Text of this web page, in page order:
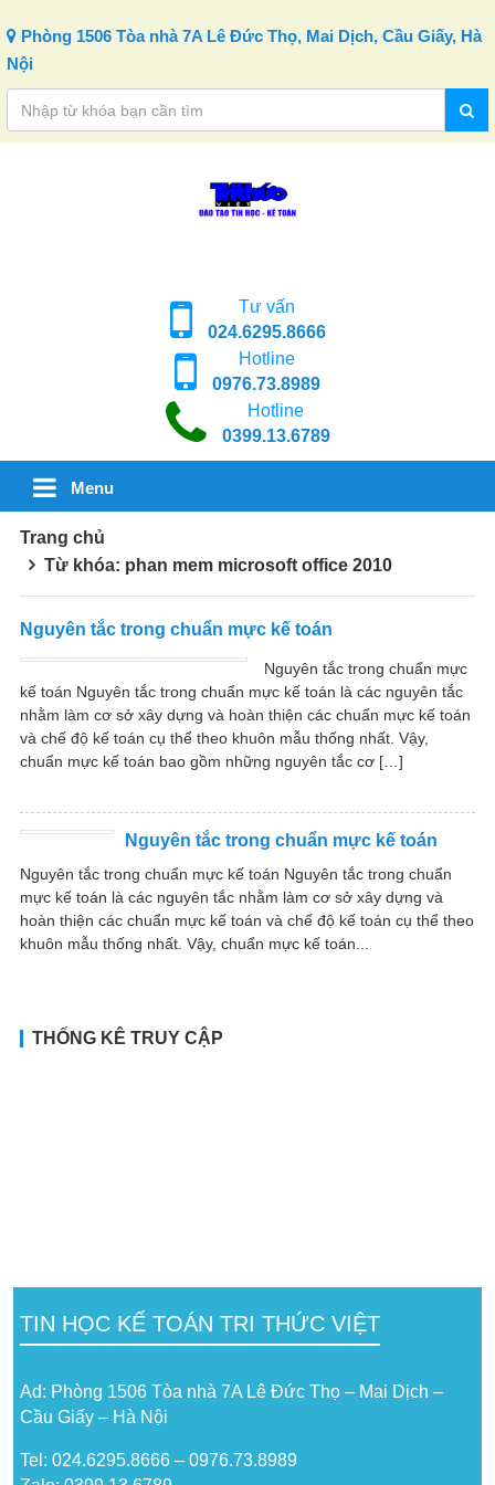
Phòng 1506 Tòa nhà 7A Lê Đức Thọ, Mai Dịch, Cầu Giấy, Hà
Nội
Tư vấn
024.6295.8666
Hotline
0976.73.8989
Hotline
0399.13.6789
Menu
Trang chủ
Từ khóa: phan mem microsoft office 2010
Nguyên tắc trong chuẩn mực kế toán
Nguyên tắc trong chuẩn mực
kế toán Nguyên tắc trong chuẩn mực kế toán là các nguyên tắc
nhằm làm cơ sở xây dựng và hoàn thiện các chuẩn mực kế toán
và chế độ kế toán cụ thể theo khuôn mẫu thống nhất. Vậy,
chuẩn mực kế toán bao gồm những nguyên tắc cơ […]
Nguyên tắc trong chuẩn mực kế toán
Nguyên tắc trong chuẩn mực kế toán Nguyên tắc trong chuẩn
mực kế toán là các nguyên tắc nhằm làm cơ sở xây dựng và
hoàn thiện các chuẩn mực kế toán và chế độ kế toán cụ thể theo
khuôn mẫu thống nhất. Vậy, chuẩn mực kế toán...
THỐNG KÊ TRUY CẬP
TIN HỌC KẾ TOÁN TRI THỨC VIỆT
Ad: Phòng 1506 Tòa nhà 7A Lê Đức Thọ – Mai Dịch –
Cầu Giấy – Hà Nội
Tel: 024.6295.8666 – 0976.73.8989